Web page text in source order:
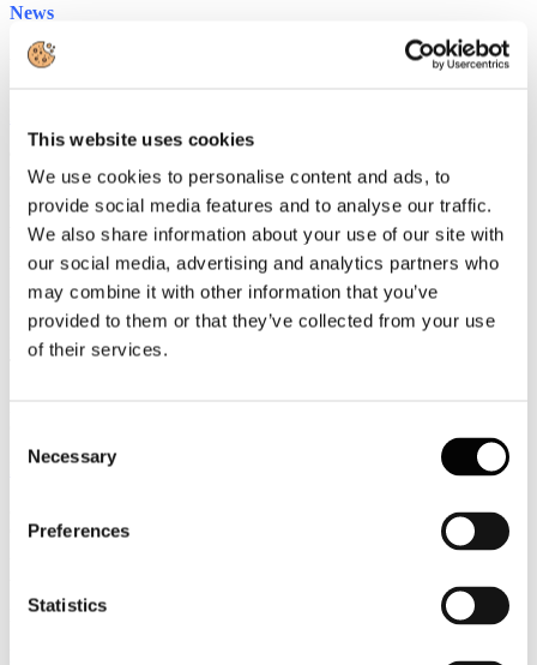
This website uses cookies
We use cookies to personalise content and ads, to
provide social media features and to analyse our traffic.
We also share information about your use of our site with
our social media, advertising and analytics partners who
may combine it with other information that you’ve
provided to them or that they’ve collected from your use
of their services.
Selection
Necessary
Preferences
Statistics
News
Ammortizzatori sociali in deroga 2014
Messaggio Inps n.7532 con le istruzioni operative
Ottobre
2014
Associazione Italiana Confindustria Alberghi
Newsletter N. 174 del 09/10/2014
Rassegna Stampa
Friuli Venezia Giulia in tenuta: arrivi a più 1 per cento nell'estate
Leggi tutto...
Ottobre
Newsletter N. 173 del 08/10/2014